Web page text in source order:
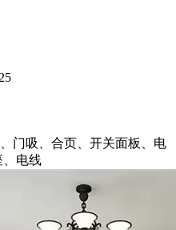
吸、合页、开关面板、电
、电线